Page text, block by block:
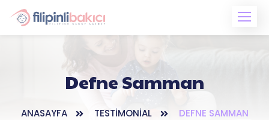
content
Defne Samman
ANASAYFA TESTIMONIAL DEFNE SAMMAN